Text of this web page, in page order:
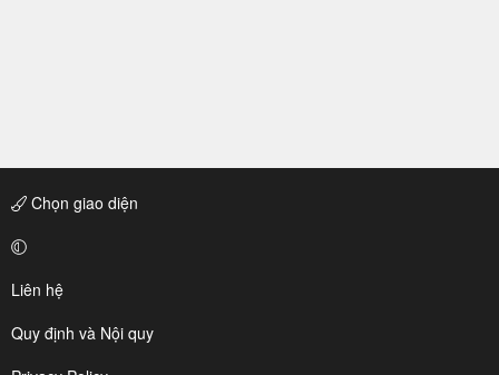
Chọn giao diện
Liên hệ
Quy định và Nội quy